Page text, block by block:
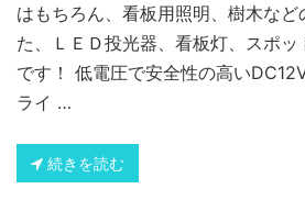
はもちろん、看板用照明、樹木な
た、ＬＥＤ投光器、看板灯、スポ
です！ 低電圧で安全性の高い
ライ …
続きを読む